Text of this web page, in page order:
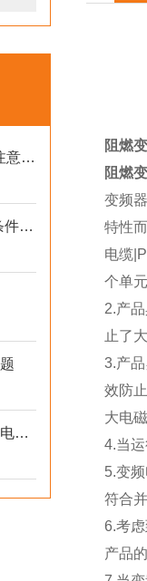
ZCN-BPVVP3耐火变频电缆选购注意事项
NH-BPYJVP3耐火变频电缆使用条件及产品性能
中压交联电力电缆局部放电和交流电压试验过程
阻燃
阻燃
变频
特性
电缆
个单
2.产
止了
3.产
效防
大电
4.当
5.变
符合
6.考
产品